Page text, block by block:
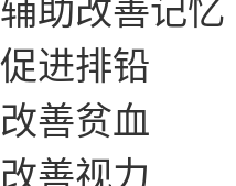
促进排铅
改善贫血
改善视力